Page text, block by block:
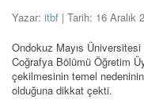
Yazar: itbf | Tarih: 16 Aralık
Ondokuz Mayıs
Coğrafya Bölümü Öğretim
çekilmesinin temel
olduğuna dikkat çekti.